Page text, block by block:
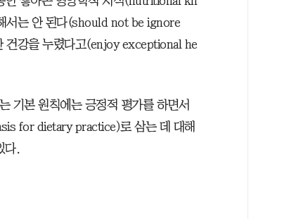
서는 안 된다(should not be ignore
건강을 누렸다고(enjoy exceptional he
기본 원칙에는 긍정적 평가를 하면서
for dietary practice)로 삼는 데 대해
다.